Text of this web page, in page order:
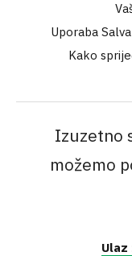
Uporaba
Kako
Izuzetno
možemo
Ulaz